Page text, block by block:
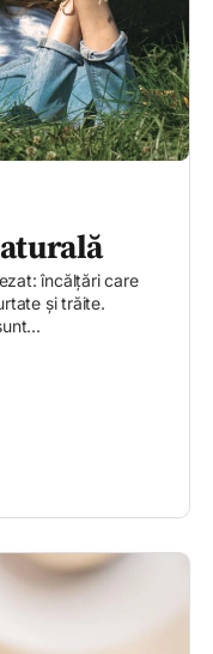
încălțări care
și trăite.